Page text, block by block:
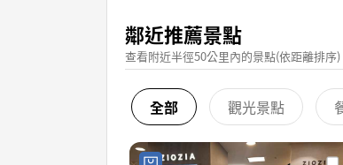
鄰近推薦景點
查看附近半徑50公里內的景點(依距離排序)
全部 觀光景點